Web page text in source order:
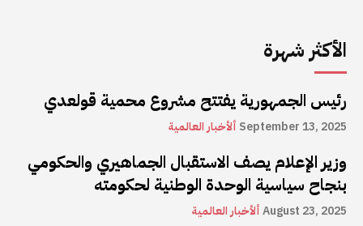
الأكثر شهرة
رئيس الجمهورية يفتتح مشروع محمية قولعدي
ألأخبار العالمية September 13, 2025
وزير الإعلام يصف الاستقبال الجماهيري والحكومي
بنجاح سياسية الوحدة الوطنية لحكومته
ألأخبار العالميةAugust 23, 2025